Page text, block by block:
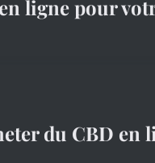
ligne pour
du CBD en